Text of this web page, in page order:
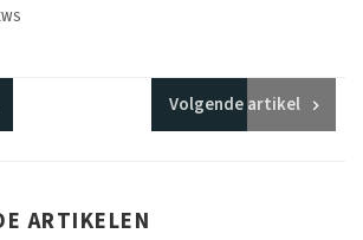
Volgendeartikel
ARTIKELEN